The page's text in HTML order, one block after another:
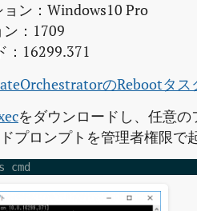
ョン：Windows10 Pro
：1709
：16299.371
のRebootタス
をダウンロードし、任意
プロンプトを管理者権限
cmd